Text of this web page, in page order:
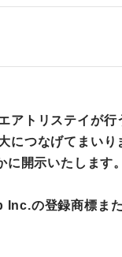
トリステイが
につなげてまいり
開示いたします。
の登録商標また